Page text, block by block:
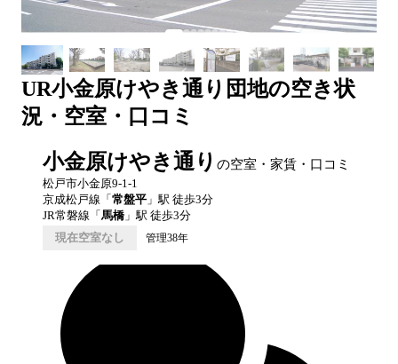
UR小金原けやき通り団地の空き状
況・空室・口コミ
小金原けやき通り の空室・家賃・口コミ
松戸市小金原9-1-1
京成松戸線 「 常盤平 」駅 徒歩3分
JR常磐線 「 馬橋 」駅 徒歩3分
現在空室なし
管理38年